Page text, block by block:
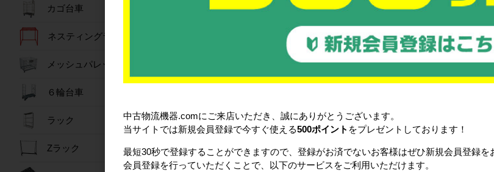
底板止め金具取り付け
カゴ台車を修理して使用するメリット
の価格も年々、上昇しておりま
昨今、あらゆる業界において、
環境に配慮した経営は当たり前
カゴ台車
ネスティングラック
メッシュパレット
６輪台車
ラック
Zラック
中古物流機器.comにご来店いただき、誠にありがとうございます。
当サイトでは新規会員登録で今すぐ使える500ポイント をプレゼントしております！
最短30秒で登録することができますので、登録がお済でないお客様はぜひ新規会員登録を
会員登録を行っていただくことで、以下のサービスをご利用いただけます。